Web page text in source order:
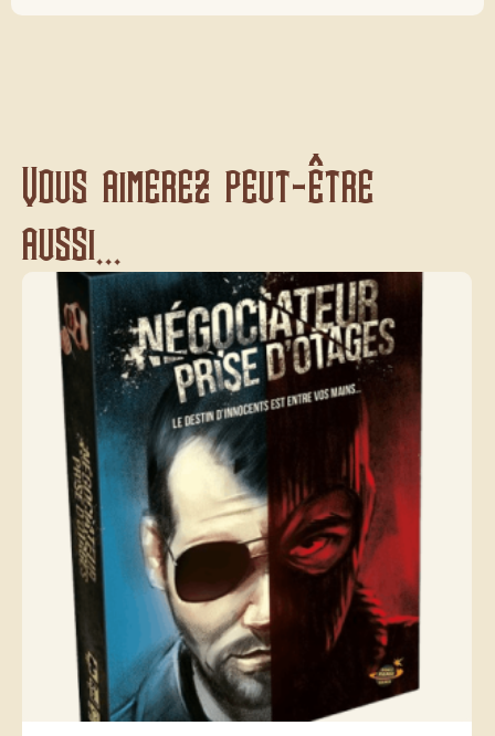
Vous aimerez peut-être
aussi...